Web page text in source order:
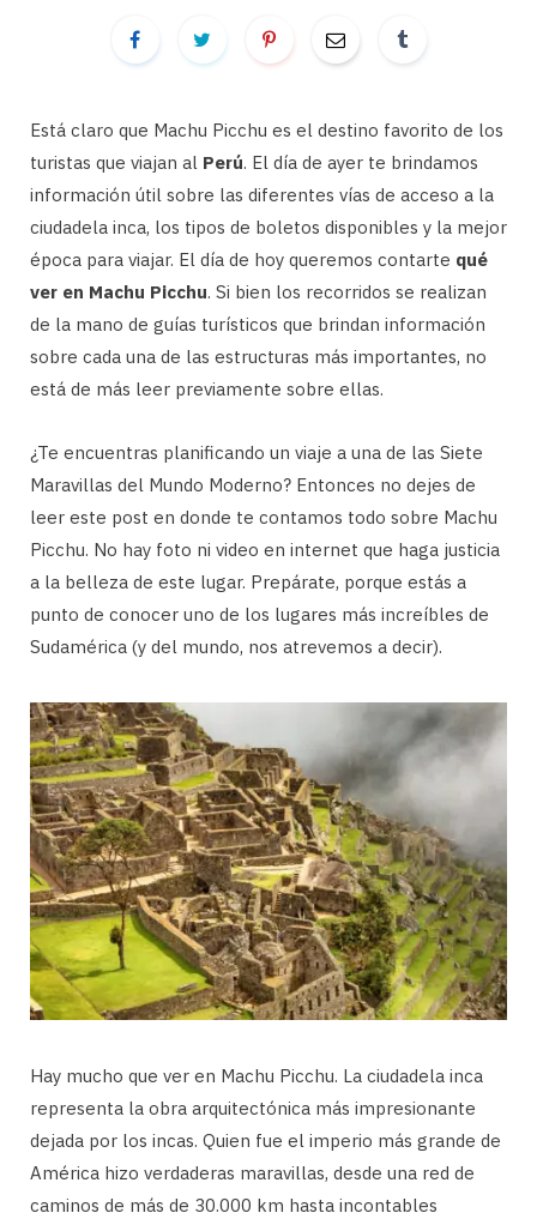
Está claro que Machu Picchu es el destino favorito de los
turistas que viajan al Perú. El día de ayer te brindamos
información útil sobre las diferentes vías de acceso a la
ciudadela inca, los tipos de boletos disponibles y la mejor
época para viajar. El día de hoy queremos contarte qué
ver en Machu Picchu. Si bien los recorridos se realizan
de la mano de guías turísticos que brindan información
sobre cada una de las estructuras más importantes, no
está de más leer previamente sobre ellas.
¿Te encuentras planificando un viaje a una de las Siete
Maravillas del Mundo Moderno? Entonces no dejes de
leer este post en donde te contamos todo sobre Machu
Picchu. No hay foto ni video en internet que haga justicia
a la belleza de este lugar. Prepárate, porque estás a
punto de conocer uno de los lugares más increíbles de
Sudamérica (y del mundo, nos atrevemos a decir).
Hay mucho que ver en Machu Picchu. La ciudadela inca
representa la obra arquitectónica más impresionante
dejada por los incas. Quien fue el imperio más grande de
América hizo verdaderas maravillas, desde una red de
caminos de más de 30.000 km hasta incontables